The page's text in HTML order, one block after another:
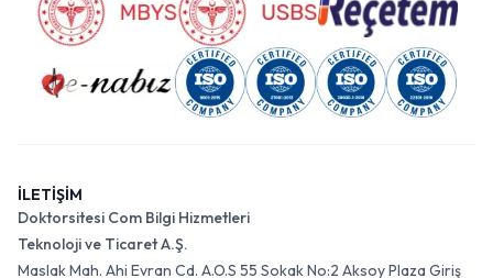
İLETİŞİM
Doktorsitesi Com Bilgi Hizmetleri
Teknoloji ve Ticaret A.Ş.
Maslak Mah. Ahi Evran Cd. A.O.S 55 Sokak No:2 Aksoy Plaza Giriş